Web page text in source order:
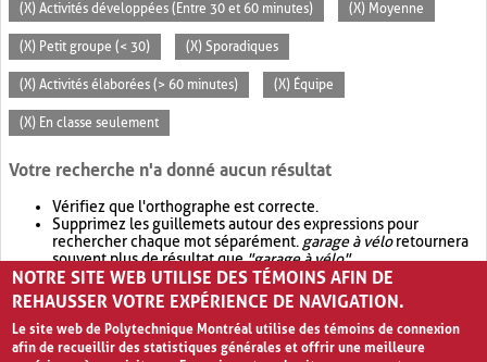
(X) Activités développées (Entre 30 et 60 minutes) (X) Moyenne
(X) Petit groupe (< 30) (X) Sporadiques
(X) Activités élaborées (> 60 minutes) (X) Équipe
(X) En classe seulement
Votre recherche n'a donné aucun résultat
Vérifiez que l'orthographe est correcte.
Supprimez les guillemets autour des expressions pour
rechercher chaque mot séparément. garage à véloretournera
souvent plus de résultat que"garage à vélo".
Envisagez d'élargir votre recherche avec OR.garage OR vélo
retournera souvent plus de résultat quegarage à vélo
NOTRE SITE WEB UTILISE DES TÉMOINS AFIN DE
REHAUSSER VOTRE EXPÉRIENCE DE NAVIGATION.
Le site web de Polytechnique Montréal utilise des témoins de connexion
afin de recueillir des statistiques générales et offrir une meilleure